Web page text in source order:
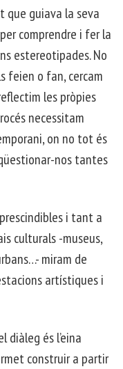
que guiava la seva
comprendre i fer la
estereotipades. No
feien o fan, cercam
les pròpies
necessitam
on no tot és
nos tantes
i tant a
culturals -museus,
miram de
artístiques i
diàleg és l’eina
construir a partir